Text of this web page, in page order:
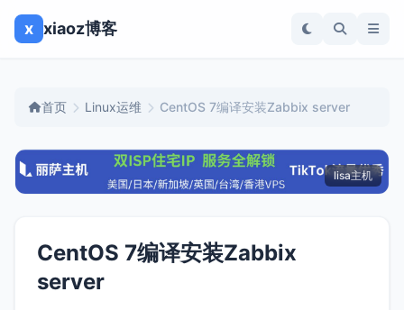
x xiaoz博客
首页 Linux运维 CentOS 7编译安装Zabbix server
lisa主机
CentOS 7编译安装Zabbix
server